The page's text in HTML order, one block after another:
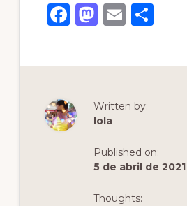
F
c
b
o
M
st
d
o
n
E
ai
C
m
r
Written by:
lola
Published on:
5 de abril de 2021
Thoughts: